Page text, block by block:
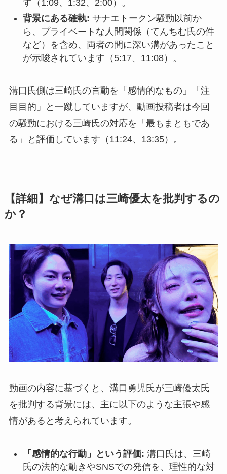
す（1:09、1:32、2:00）。
背景にある確執: サナエトークン騒動以前か
ら、プライベートな人間関係（てんちむ氏の件
など）を含め、両者の間に深い溝があったこと
が示唆されています（5:17、11:08）。
溝口氏側は三崎氏の言動を「感情的なもの」「注
目目的」と一蹴していますが、動画投稿者は今回
の騒動における三崎氏の対応を「最もまともであ
る」と評価しています（11:24、13:35）。
【詳細】なぜ溝口は三崎優太を批判するの
か？
動画の内容に基づくと、溝口勇児氏が三崎優太氏
を批判する背景には、主に以下のような主張や感
情があると考えられています。
「感情的な行動」という評価: 溝口氏は、三崎
氏の法的な動きやSNSでの発信を、理性的な対